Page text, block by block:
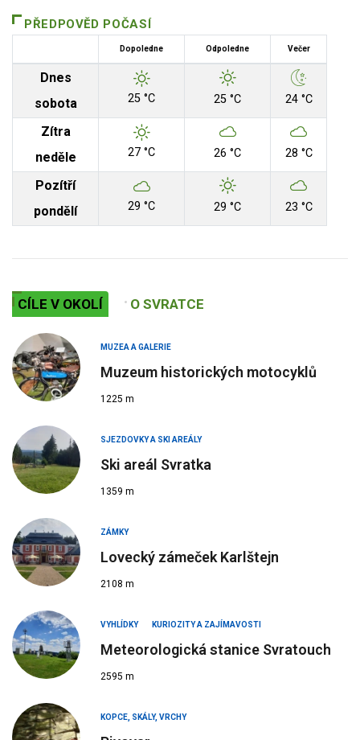
PŘEDPOVĚD POČASÍ
Dopoledne Odpoledne Večer
Dnes
sobota
25 °C 25 °C 24 °C
Zítra
neděle
27 °C 26 °C 28 °C
Pozítří
pondělí
29 °C 29 °C 23 °C
CÍLE V OKOLÍ O SVRATCE
MUZEA A GALERIE
Muzeum historických motocyklů
1225 m
SJEZDOVKY A SKI AREÁLY
Ski areál Svratka
1359 m
ZÁMKY
Lovecký zámeček Karlštejn
2108 m
VYHLÍDKY KURIOZITY A ZAJÍMAVOSTI
Meteorologická stanice Svratouch
2595 m
KOPCE, SKÁLY, VRCHY